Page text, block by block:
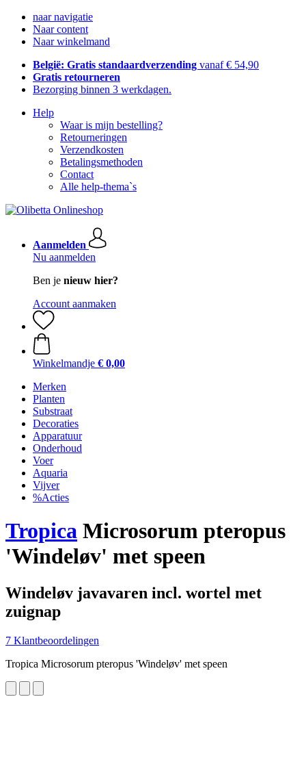
naar navigatie
Naar content
Naar winkelmand
België: Gratis standaardverzending vanaf € 54,90
Gratis retourneren
Bezorging binnen 3 werkdagen.
Help
Waar is mijn bestelling?
Retourneringen
Verzendkosten
Betalingsmethoden
Contact
Alle help-thema`s
Aanmelden
Nu aanmelden
Ben je nieuw hier?
Account aanmaken
Winkelmandje € 0,00
Merken
Planten
Substraat
Decoraties
Apparatuur
Onderhoud
Voer
Aquaria
Vijver
%Acties
Tropica Microsorum pteropus
'Windeløv' met speen
Windeløv javavaren incl. wortel met
zuignap
7 Klantbeoordelingen
Tropica Microsorum pteropus 'Windeløv' met speen